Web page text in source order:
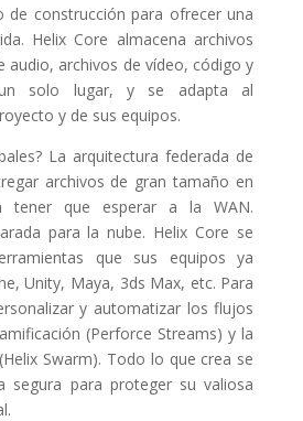
de construcción para ofrecer una
Helix Core almacena archivos
audio, archivos de vídeo, código y
solo lugar, y se adapta al
y de sus equipos.
La arquitectura federada de
archivos de gran tamaño en
tener que esperar a la WAN.
para la nube. Helix Core se
que sus equipos ya
Unity, Maya, 3ds Max, etc. Para
y automatizar los flujos
(Perforce Streams) y la
Swarm). Todo lo que crea se
segura para proteger su valiosa